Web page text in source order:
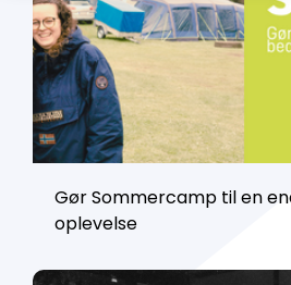
Gør Sommercamp til en
oplevelse